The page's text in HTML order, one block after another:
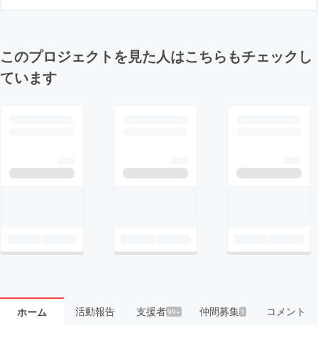
このプロジェクトを見た人はこちらもチェックし
ています
ホーム 活動報告 支援者99+ 仲間募集 1 コメント